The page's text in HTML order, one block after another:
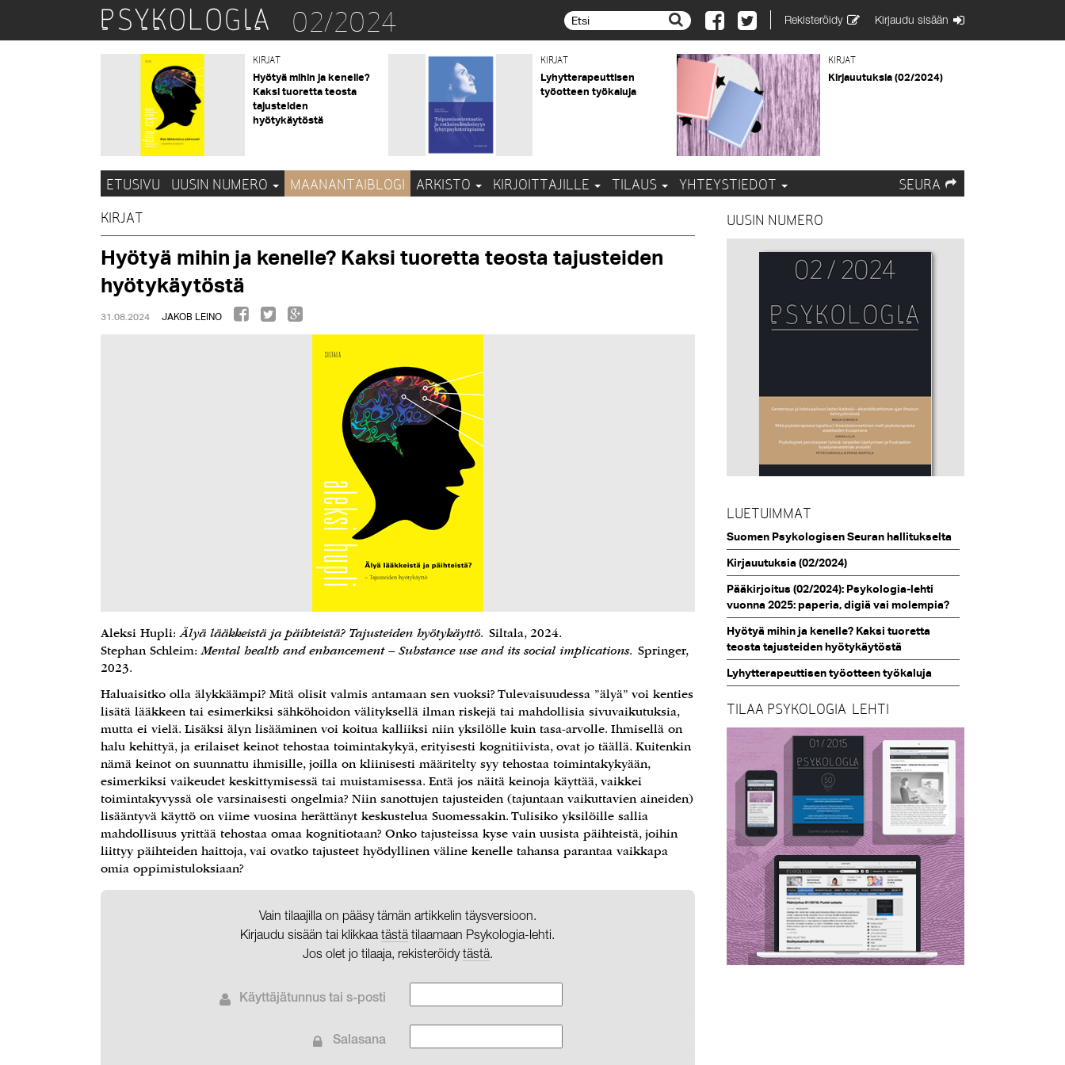
Etsi... Rekisteröidy Kirjaudu sisään
02/2024
KIRJAT
Hyötyä mihin ja kenelle?
Kaksi tuoretta teosta
tajusteiden
hyötykäytöstä
KIRJAT
Lyhytterapeuttisen
työotteen työkaluja
KIRJAT
Kirjauutuksia (02/2024)
ETUSIVU UUSIN NUMERO MAANANTAIBLOGI ARKISTO KIRJOITTAJILLE TILAUS YHTEYSTIEDOT
SEURA
KIRJAT
Hyötyä mihin ja kenelle? Kaksi tuoretta teosta tajusteiden
hyötykäytöstä
31.08.2024 JAKOB LEINO
Aleksi Hupli:Älyä lääkkeistä ja päihteistä? Tajusteiden hyötykäyttö. Siltala, 2024.
Stephan Schleim:Mental health and enhancement – Substance use and its social implications. Springer,
2023.
Haluaisitko olla älykkäämpi? Mitä olisit valmis antamaan sen vuoksi? Tulevaisuudessa ”älyä” voi kenties
lisätä lääkkeen tai esimerkiksi sähköhoidon välityksellä ilman riskejä tai mahdollisia sivuvaikutuksia,
mutta ei vielä. Lisäksi älyn lisääminen voi koitua kalliiksi niin yksilölle kuin tasa-arvolle. Ihmisellä on
halu kehittyä, ja erilaiset keinot tehostaa toimintakykyä, erityisesti kognitiivista, ovat jo täällä. Kuitenkin
nämä keinot on suunnattu ihmisille, joilla on kliinisesti määritelty syy tehostaa toimintakykyään,
esimerkiksi vaikeudet keskittymisessä tai muistamisessa. Entä jos näitä keinoja käyttää, vaikkei
toimintakyvyssä ole varsinaisesti ongelmia? Niin sanottujen tajusteiden (tajuntaan vaikuttavien aineiden)
lisääntyvä käyttö on viime vuosina herättänyt keskustelua Suomessakin. Tulisiko yksilöille sallia
mahdollisuus yrittää tehostaa omaa kognitiotaan? Onko tajusteissa kyse vain uusista päihteistä, joihin
liittyy päihteiden haittoja, vai ovatko tajusteet hyödyllinen väline kenelle tahansa parantaa vaikkapa
omia oppimistuloksiaan?
Vain tilaajilla on pääsy tämän artikkelin täysversioon.
Kirjaudu sisään tai klikkaatästä tilaamaan Psykologia-lehti.
Jos olet jo tilaaja, rekisteröidytästä.
Käyttäjätunnus tai s-posti
Salasana
UUSIN NUMERO
LUETUIMMAT
Suomen Psykologisen Seuran hallitukselta
Kirjauutuksia (02/2024)
Pääkirjoitus (02/2024): Psykologia-lehti
vuonna 2025: paperia, digiä vai molempia?
Hyötyä mihin ja kenelle? Kaksi tuoretta
teosta tajusteiden hyötykäytöstä
Lyhytterapeuttisen työotteen työkaluja
TILAA PSYKOLOGIA-LEHTI